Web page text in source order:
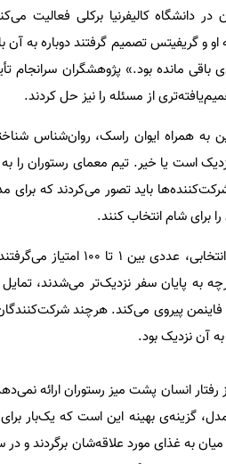
و گریفیتس تصمیم گرفتند دوباره به آن
باقی مانده بود.» پژوهشگران سرانجام
از مسئله را نیز حل کردند.
همراه ایوان راسک، روان‌شناس
باید تصور می‌کردند که
برای شام انتخاب کنند.
بازیکنان براساس کیفیت
به پایان سفر نزدیک‌تر می‌شدند،
فاینمن پیروی می‌کند. هرچند
آن نزدیک بود.
رفتار انسان پشت میز رستوران ارائه
گزینه‌ی بهینه این است که یک‌بار
به غذای مورد علاقه‌شان برگردند و در